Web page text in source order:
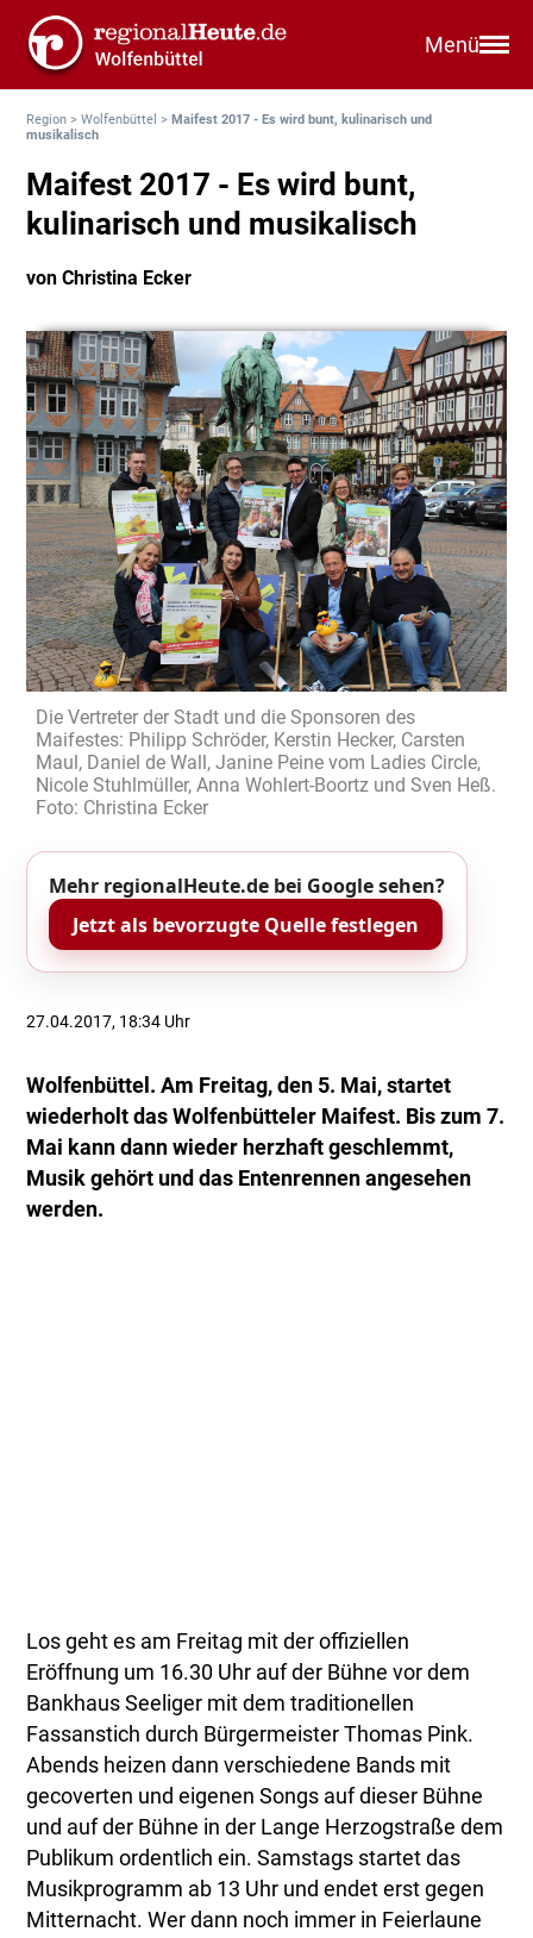
Menü
Region >Wolfenbüttel >Maifest 2017 - Es wird bunt, kulinarisch und
musikalisch
Maifest 2017 - Es wird bunt,
kulinarisch und musikalisch
von Christina Ecker
Die Vertreter der Stadt und die Sponsoren des
Maifestes: Philipp Schröder, Kerstin Hecker, Carsten
Maul, Daniel de Wall, Janine Peine vom Ladies Circle,
Nicole Stuhlmüller, Anna Wohlert-Boortz und Sven Heß.
Foto: Christina Ecker
Mehr regionalHeute.de bei Google sehen?
Jetzt als bevorzugte Quelle festlegen
27.04.2017, 18:34 Uhr
Wolfenbüttel. Am Freitag, den 5. Mai, startet
wiederholt das Wolfenbütteler Maifest. Bis zum 7.
Mai kann dann wieder herzhaft geschlemmt,
Musik gehört und das Entenrennen angesehen
werden.
Los geht es am Freitag mit der offiziellen
Eröffnung um 16.30 Uhr auf der Bühne vor dem
Bankhaus Seeliger mit dem traditionellen
Fassanstich durch Bürgermeister Thomas Pink.
Abends heizen dann verschiedene Bands mit
gecoverten und eigenen Songs auf dieser Bühne
und auf der Bühne in der Lange Herzogstraße dem
Publikum ordentlich ein. Samstags startet das
Musikprogramm ab 13 Uhr und endet erst gegen
Mitternacht. Wer dann noch immer in Feierlaune